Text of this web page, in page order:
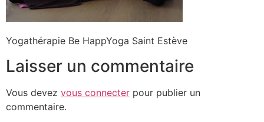
Yogathérapie Be HappYoga Saint Estève
Laisser un commentaire
Vous devez vous connecter pour publier un
commentaire.